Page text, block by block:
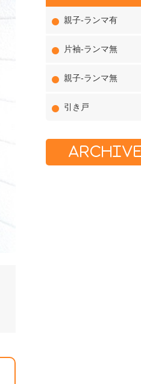
親子-ランマ有
片袖-ランマ無
親子-ランマ無
引き戸
ARCHIVE